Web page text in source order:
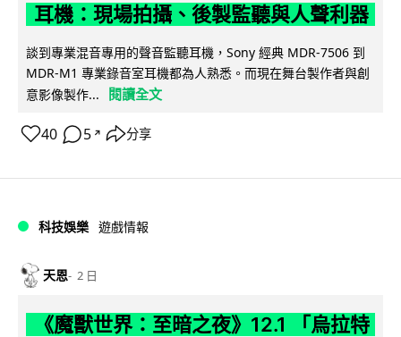
耳機：現場拍攝、後製監聽與人聲利器
談到專業混音專用的聲音監聽耳機，Sony 經典 MDR-7506 到
MDR-M1 專業錄音室耳機都為人熟悉。而現在舞台製作者與創
意影像製作...
閱讀全文
40 5 ↗ 分享
科技娛樂 遊戲情報
天恩 2 日
《魔獸世界：至暗之夜》12.1 「烏拉特